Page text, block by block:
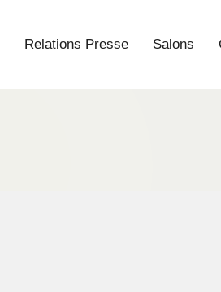
Relations Presse Salons